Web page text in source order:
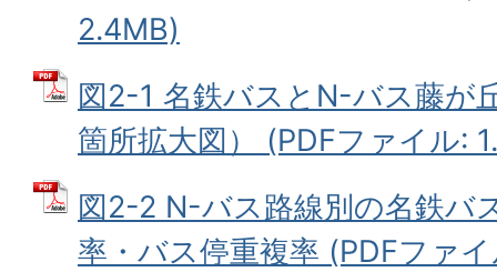
2.4MB)
図2-1 名鉄バスとN-バス藤が
箇所拡大図） (PDFファイル:
図2-2 N-バス路線別の名鉄バ
率・バス停重複率 (PDFファ